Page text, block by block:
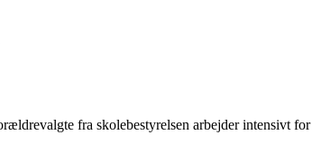
fra skolebestyrelsen arbejder intensivt